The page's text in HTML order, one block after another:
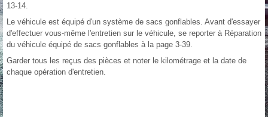
13‑14.
Le véhicule est équipé d'un système de sacs gonflables. Avant d'essayer
d'effectuer vous-même l'entretien sur le véhicule, se reporter à Réparation
du véhicule équipé de sacs gonflables à la page 3‑39.
Garder tous les reçus des pièces et noter le kilométrage et la date de
chaque opération d'entretien.